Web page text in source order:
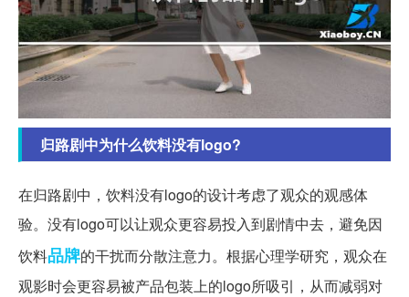
归路剧中为什么饮料没有logo?
在归路剧中，饮料没有logo的设计考虑了观众的观感体
验。没有logo可以让观众更容易投入到剧情中去，避免因
饮料品牌的干扰而分散注意力。根据心理学研究，观众在
观影时会更容易被产品包装上的logo所吸引，从而减弱对